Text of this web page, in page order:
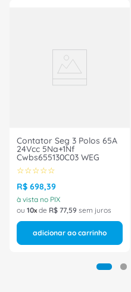
Contator Seg 3 Polos 65A
24Vcc 5Na+1Nf
Cwbs655130C03 WEG
☆☆☆☆☆
R$ 698,39
à vista no PIX
ou 10 de R$ 77,59 sem juros
adicionar ao carrinho